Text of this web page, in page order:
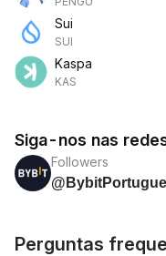
Sui
SUI
Kaspa
KAS
Siga-nos nas
Followers
Perguntas